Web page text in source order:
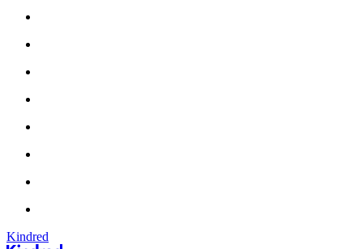
Kindred